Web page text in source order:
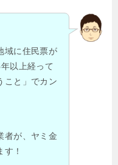
域に住民票が
以上経って
こと」でカン
者が、ヤミ金
！